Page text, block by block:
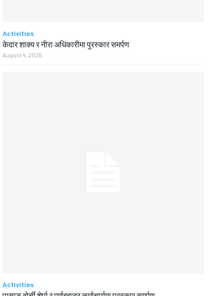
Activities
केदार शाक्य र नीरा अधिकारीमा पुरस्कार समर्पण
August 4, 2026
Activities